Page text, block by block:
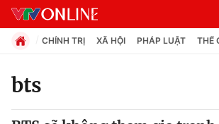
Chuyên mục
CHÍNH TRỊ XÃ HỘI PHÁP LUẬT THẾ
bts